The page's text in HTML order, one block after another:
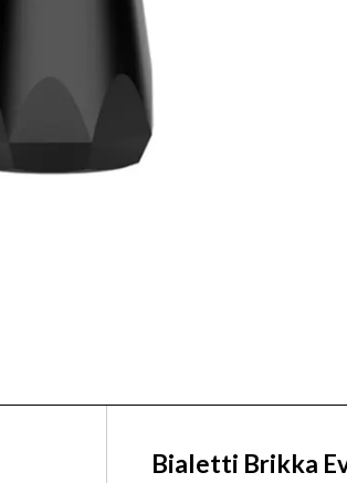
Bialetti Brikka